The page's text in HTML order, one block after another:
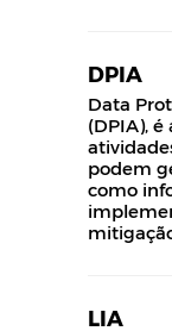
DPIA
Data
(DPIA),
podem
como
LIA